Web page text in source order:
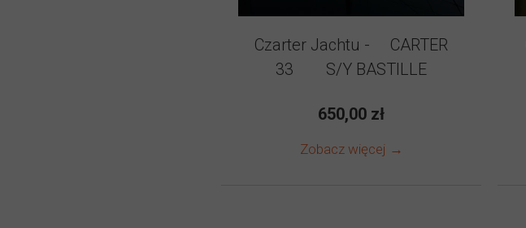
Czarter Jachtu - CARTER
33 S/Y BASTILLE
650,00 zł
Zobacz więcej →